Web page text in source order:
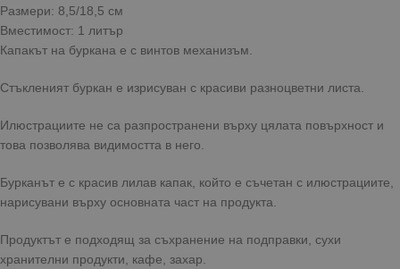
Размери: 8,5/18,5 см
Вместимост: 1 литър
Капакът на буркана е с винтов механизъм.
Стъкленият буркан е изрисуван с красиви разноцветни листа.
Илюстрациите не са разпространени върху цялата повърхност и
това позволява видимостта в него.
Бурканът е с красив лилав капак, който е съчетан с илюстрациите,
нарисувани върху основната част на продукта.
Продуктът е подходящ за съхранение на подправки, сухи
хранителни продукти, кафе, захар.